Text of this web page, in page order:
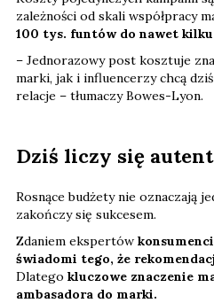
zależności od skali współpracy
100 tys. funtów do nawet
– Jednorazowy post kosztuje
marki, jak i influencerzy chcą
relacje – tłumaczy Bowes-Lyon.
Dziś liczy się
Rosnące budżety nie oznaczają
zakończy się sukcesem.
Zdaniem ekspertów
świadomi tego, że
Dlatego kluczowe znaczenie
ambasadora do marki.